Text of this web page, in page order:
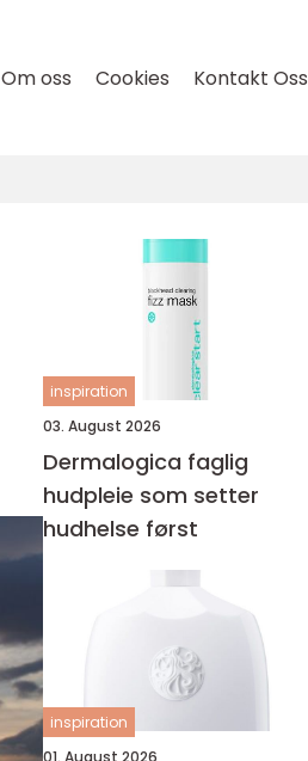
Om oss Cookies Kontakt Oss
inspiration
03. August 2026
Dermalogica faglig
hudpleie som setter
hudhelse først
inspiration
01. August 2026